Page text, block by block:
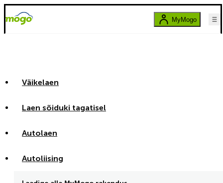
MyMogo
Väikelaen
Laen sõiduki tagatisel
Autolaen
Autoliising